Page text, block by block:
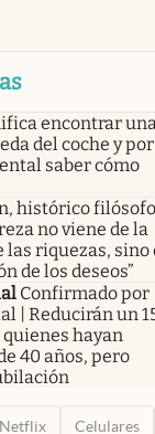
encontrar
del coche y por
saber cómo
histórico filósofo
no viene de la
riquezas, sino
de los deseos”
Confirmado por
| Reducirán un
hayan
40 años, pero
Netflix Celulares